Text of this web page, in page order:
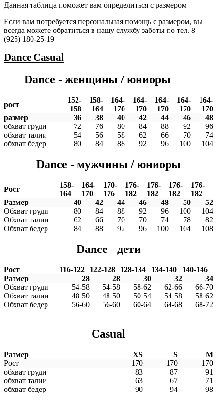
Данная таблица поможет вам определиться с размером
Если вам потребуется персональная помощь с размером, вы
всегда можете обратиться в нашу службу заботы по тел. 8
(925) 180-25-19
Dance Casual
Dance - женщины / юниоры
рост
152-
158
158-
164
164-
170
164-
170
164-
170
164-
170
164-
170
размер
36 38 40 42 44 46
48
обхват груди
72 76 80 84 88 92
96
обхват талии
54 56 58 62 66 70
74
обхват бедер
80 84 88 92 96 100 104
Dance - мужчины / юниоры
Рост
158-
164
164-
170
170-
176
176-
182
176-
182
176-
182
176-
182
Размер
40 42 44 46 48 50
52
Обхват груди
80 84 88 92 96 100
104
Обхват талии
62 66 70 70 74 78
82
Обхват бедер
84 88 92 96 100 104 108
Dance - дети
Рост 116-122 122-128 128-134 134-140
140-146
Размер
28 28 30 32
34
Обхват груди
54-58 54-58 58-62 62-66
66-70
Обхват талии
48-50 48-50 50-54 54-58
58-62
Обхват бедер
56-60 56-60 60-64 64-68 68-72
Casual
Размер XS S
M
Рост
170 170
170
обхват груди
83 87
91
обхват талии
63 67
71
обхват бедер
90 94 98